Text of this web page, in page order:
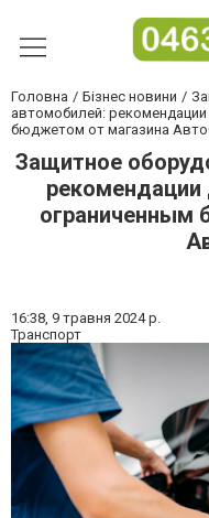
Головна Бізнес новини
автомобилей:
бюджетом от магазина
Защитное
рекомендации
ограниченным
16:38, 9 травня 2024 р.
Транспорт